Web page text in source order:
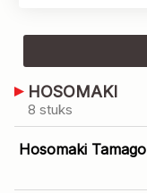
HOSOMAKI
8 stuks
Hosomaki Tamago